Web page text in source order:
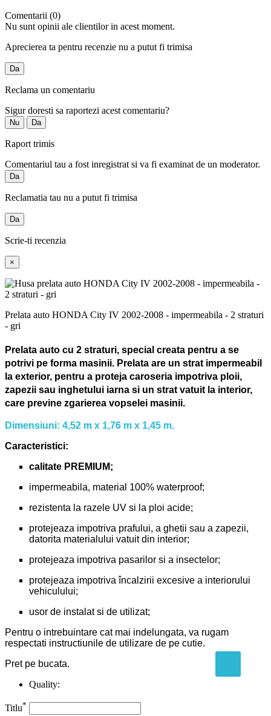
Comentarii (0)
Nu sunt opinii ale clientilor in acest moment.
Aprecierea ta pentru recenzie nu a putut fi trimisa
Da
Reclama un comentariu
Sigur doresti sa raportezi acest comentariu?
Nu Da
Raport trimis
Comentariul tau a fost inregistrat si va fi examinat de un moderator.
Da
Reclamatia tau nu a putut fi trimisa
Da
Scrie-ti recenzia
×
Prelata auto HONDA City IV 2002-2008 - impermeabila - 2 straturi
- gri
Prelata auto cu 2 straturi, special creata pentru a se
potrivi pe forma masinii. Prelata are un strat impermeabil
la exterior, pentru a proteja caroseria impotriva ploii,
zapezii sau inghetului iarna si un strat vatuit la interior,
care previne zgarierea vopselei masinii.
Dimensiuni: 4,52 m x 1,76 m x 1,45 m.
Caracteristici:
calitate PREMIUM;
impermeabila, material 100% waterproof;
rezistenta la razele UV si la ploi acide;
protejeaza impotriva prafului, a ghetii sau a zapezii,
datorita materialului vatuit din interior;
protejeaza impotriva pasarilor si a insectelor;
protejeaza impotriva încalzirii excesive a interiorului
vehiculului;
usor de instalat si de utilizat;
Pentru o intrebuintare cat mai indelungata, va rugam
respectati instructiunile de utilizare de pe cutie.
Pret pe bucata.
Quality:
Titlu*